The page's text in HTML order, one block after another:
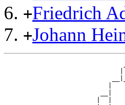
+Friedrich
+Johann